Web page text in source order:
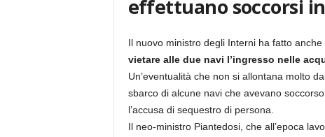
effettuano soccorsi
Il nuovo ministro degli Interni ha fatto
vietare alle due navi l’ingresso nelle
Un’eventualità che non si allontana molto
sbarco di alcune navi che avevano
l’accusa di sequestro di persona.
Il neo-ministro Piantedosi, che all’epoca